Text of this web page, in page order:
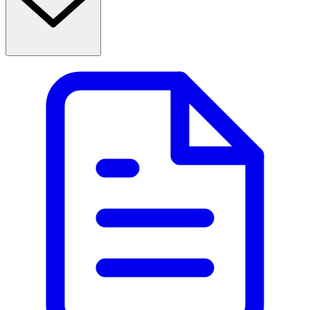
- Nicorette Pepparmint ska inte användas av personer
- Ta inte mer än 2 sprayningar vid varje tillfälle eller 4
sprayningar per timme under 16 timmar.
- Maximal dos är 64 sprayningar under 16 timmar per
- Nicorette Pepparmint kan användas vid tvärt rökstopp
eller vid rökstopp med nedtrappning.
- Du kan bli frestad att röka igen efter att behandlingen
- Om du får rökbegär, ta en sprayning och om denna inte